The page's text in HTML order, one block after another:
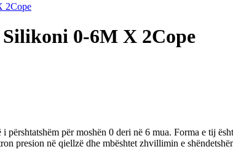
2Cope
0-6M X 2Cope
për moshën 0 deri në 6 mua. Forma e tij
presion në qiellzë dhe mbështet zhvillimin e